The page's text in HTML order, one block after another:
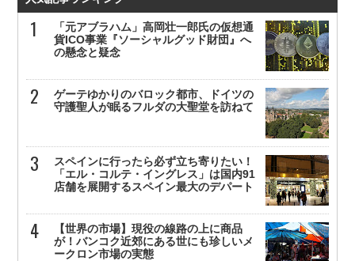
「元アブラハム」高岡壮一郎氏の仮想通
貨ICO事業『ソーシャルグッド財団』へ
の懸念と疑念
ゲーテゆかりのバロック都市、ドイツの
守護聖人が眠るフルダの大聖堂を訪ねて
スペインに行ったら必ず立ち寄りたい！
「エル・コルテ・イングレス」は国内91
店舗を展開するスペイン最大のデパート
【世界の市場】現役の線路の上に商品
が！バンコク近郊にある世にも珍しいメ
ークロン市場の実態